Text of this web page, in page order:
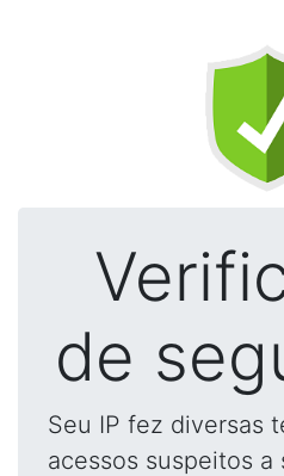
de
Seu IP fez diversas
acessos suspeitos a